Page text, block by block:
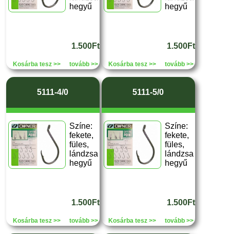
hegyű
1.500Ft
Kosárba tesz >> tovább >>
hegyű
1.500Ft
Kosárba tesz >> tovább >>
5111-4/0
Színe:
fekete,
füles,
lándzsa
hegyű
1.500Ft
Kosárba tesz >> tovább >>
5111-5/0
Színe:
fekete,
füles,
lándzsa
hegyű
1.500Ft
Kosárba tesz >> tovább >>